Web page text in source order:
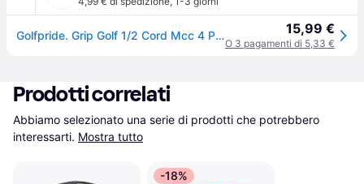
Golfpride. Grip Golf 1/2 Cord Mcc 4 Plus Grigio Grip Ritiro Gratis - T3idsize 15,99 €
O 3 pagamenti di 5,33 €
Prodotti correlati
Abbiamo selezionato una serie di prodotti che potrebbero
interessarti. Mostra tutto
-18%